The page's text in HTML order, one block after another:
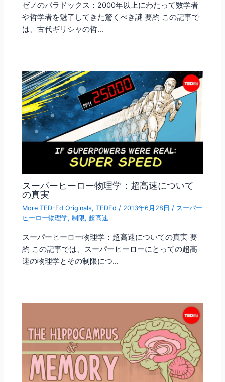
ゼノのパラドックス：2000年以上にわたって数学者
や哲学者を魅了してきた驚くべき謎 要約 この記事で
は、古代ギリシャの哲…
スーパーヒーロー物理学：超高速について
の真実
More TED-Ed Originals,TEDEd / 2013年6月28日/ スーパー
ヒーロー物理学,制限, 超高速
スーパーヒーロー物理学：超高速についての真実 要
約 この記事では、スーパーヒーローにとっての超高
速の物理学とその制限につ…